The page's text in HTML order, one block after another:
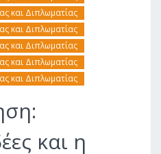
και Διπλωματίας
και Διπλωματίας
και Διπλωματίας
και Διπλωματίας
και Διπλωματίας
και η